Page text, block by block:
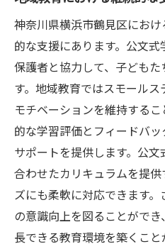
神奈川県横浜市鶴見区にお
的な支援にあります。公文
保護者と協力して、子ども
す。地域教育ではスモール
モチベーションを維持する
的な学習評価とフィードバ
サポートを提供します。公
合わせたカリキュラムを提
ズにも柔軟に対応できます
の意識向上を図ることがで
長できる教育環境を築くこと